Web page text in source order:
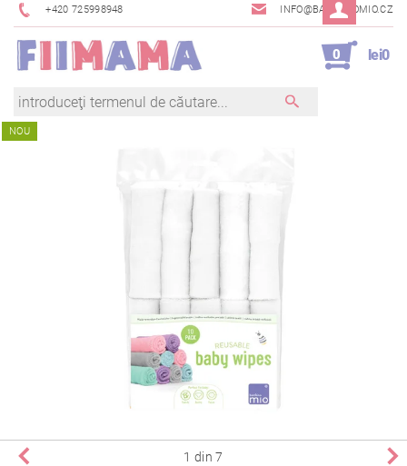
+420 725998948 INFO@BAMBINOMIO.CZ
0 lei0
NOU
1 din 7